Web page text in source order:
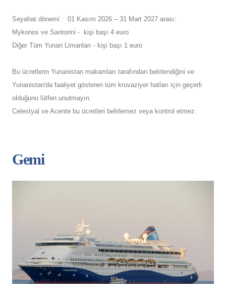
Seyahat dönemi : 01 Kasım 2026 – 31 Mart 2027 arası:
Mykonos ve Santorini - kişi başı 4 euro
Diğer Tüm Yunan Limanları - kişi başı 1 euro
Bu ücretlerin Yunanistan makamları tarafından belirlendiğini ve
Yunanistan'da faaliyet gösteren tüm kruvaziyer hatları için geçerli
olduğunu lütfen unutmayın.
Celestyal ve Acente bu ücretleri belirlemez veya kontrol etmez.
Gemi